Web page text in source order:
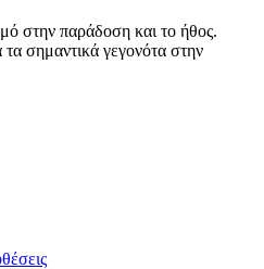
στην παράδοση και το ήθος.
σημαντικά γεγονότα στην